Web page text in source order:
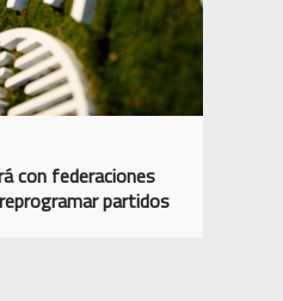
con federaciones
partidos